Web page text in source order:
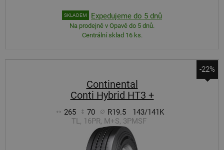
SKLADEM Expedujeme do 5 dnů
Na prodejně v Opavě do 5 dnů.
Centrální sklad 16 ks.
-22%
Continental
Conti Hybrid HT3 +
265 70 R19.5
143/141K
TL, 16PR, M+S, 3PMSF